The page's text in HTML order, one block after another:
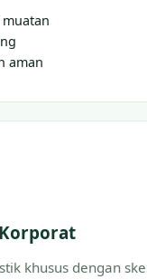
aman
khusus dengan